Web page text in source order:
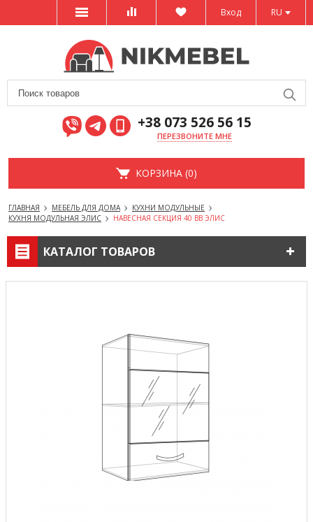
RU
Вход
+38 073 526 56 15
ПЕРЕЗВОНИТЕ МНЕ
КОРЗИНА (0)
ГЛАВНАЯ МЕБЕЛЬ ДЛЯ ДОМА
КУХНИ МОДУЛЬНЫЕ
КУХНЯ МОДУЛЬНАЯ ЭЛИС
НАВЕСНАЯ СЕКЦИЯ 40 ВВ ЭЛИС
КАТАЛОГ ТОВАРОВ